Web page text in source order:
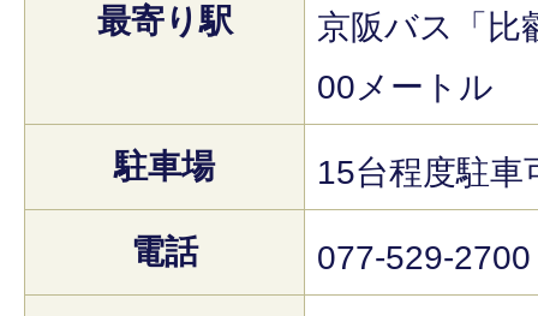
最寄り駅
京阪バス「比
00メートル
駐車場 15台程度駐車
電話 077-529-2700